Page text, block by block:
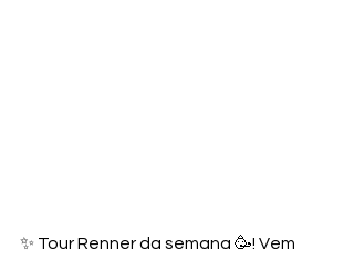
✨ Tour Renner da semana 🥳! Vem